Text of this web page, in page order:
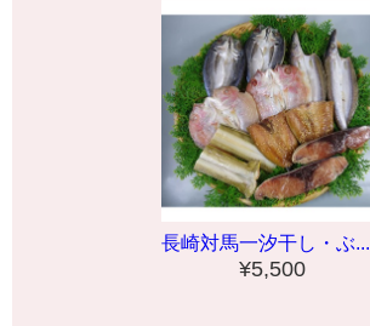
長崎対馬一汐干し・ぶ...
¥5,500